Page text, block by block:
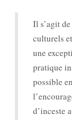
Il s’agit
culturels
une
pratique
possible
d’inceste